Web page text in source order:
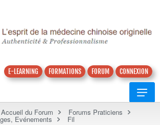
E-LEARNING FORMATIONS FORUM CONNEXION
Accueil du Forum Forums Praticiens
Evénements Fil